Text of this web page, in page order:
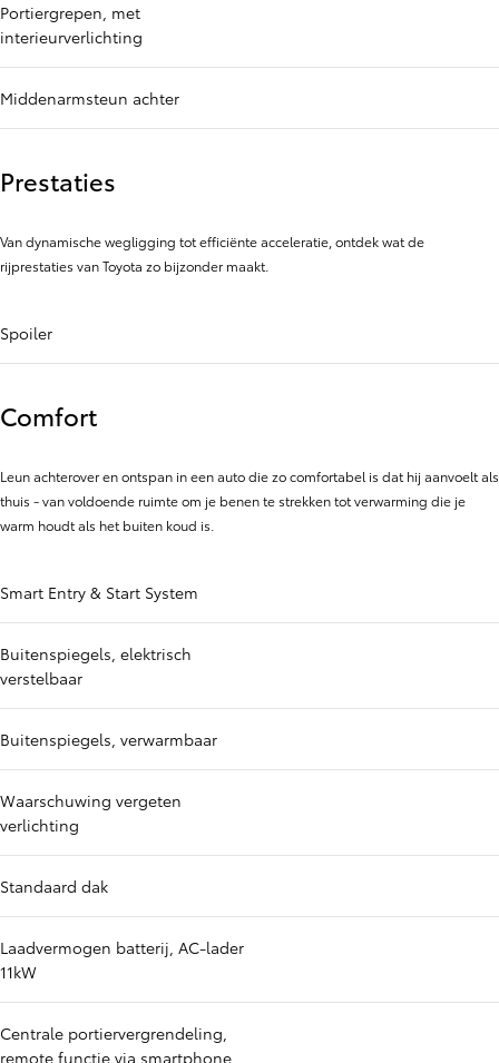
Portiergrepen, met
interieurverlichting
Middenarmsteun achter
Prestaties
Van dynamische wegligging tot efficiënte acceleratie, ontdek wat de
rijprestaties van Toyota zo bijzonder maakt.
Spoiler
Comfort
Leun achterover en ontspan in een auto die zo comfortabel is dat hij aanvoelt als
thuis - van voldoende ruimte om je benen te strekken tot verwarming die je
warm houdt als het buiten koud is.
Smart Entry & Start System
Buitenspiegels, elektrisch
verstelbaar
Buitenspiegels, verwarmbaar
Waarschuwing vergeten
verlichting
Standaard dak
Laadvermogen batterij, AC-lader
11kW
Centrale portiervergrendeling,
remote functie via smartphone